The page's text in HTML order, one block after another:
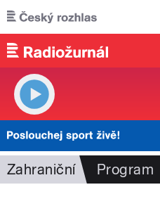
Přejít k hlavnímu obsahu
Zahraniční Program